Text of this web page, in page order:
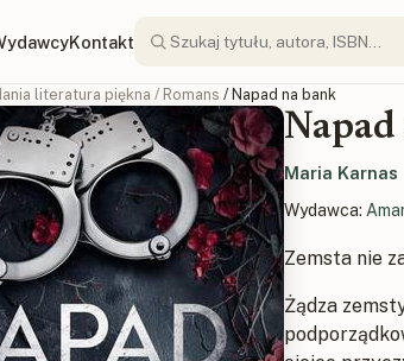
Kontakt
literatura piękna / Romans / Napad na bank
Maria Karnas
Wydawca:
Zemsta nie
Żądza